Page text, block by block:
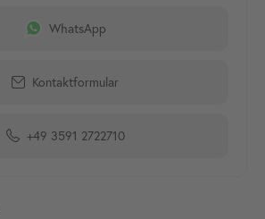
WhatsApp
Kontaktformular
+49 3591 2722710